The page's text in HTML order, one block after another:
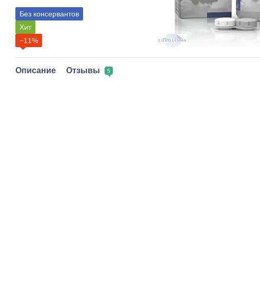
Без консервантов
Хит
−11%
Описание Отзывы 5